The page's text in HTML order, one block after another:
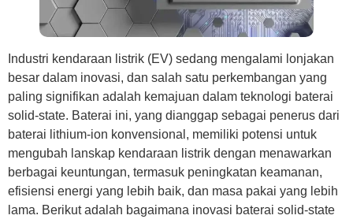
Industri kendaraan listrik (EV) sedang mengalami lonjakan
besar dalam inovasi, dan salah satu perkembangan yang
paling signifikan adalah kemajuan dalam teknologi baterai
solid-state. Baterai ini, yang dianggap sebagai penerus dari
baterai lithium-ion konvensional, memiliki potensi untuk
mengubah lanskap kendaraan listrik dengan menawarkan
berbagai keuntungan, termasuk peningkatan keamanan,
efisiensi energi yang lebih baik, dan masa pakai yang lebih
lama. Berikut adalah bagaimana inovasi baterai solid-state